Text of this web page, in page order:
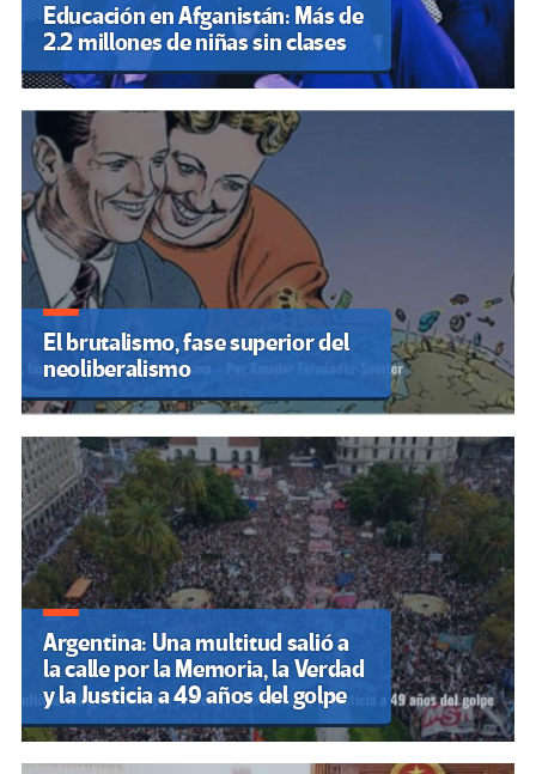
Educación en Afganistán: Más de
2.2 millones de niñas sin clases
El brutalismo, fase superior del
neoliberalismo
Argentina: Una multitud salió a
la calle por la Memoria, la Verdad
y la Justicia a 49 años del golpe